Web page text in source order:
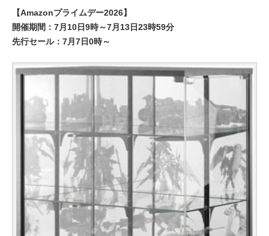
【Amazonプライムデー2026】
開催期間：7月10日9時～7月13日23時59分
先行セール：7月7日0時～